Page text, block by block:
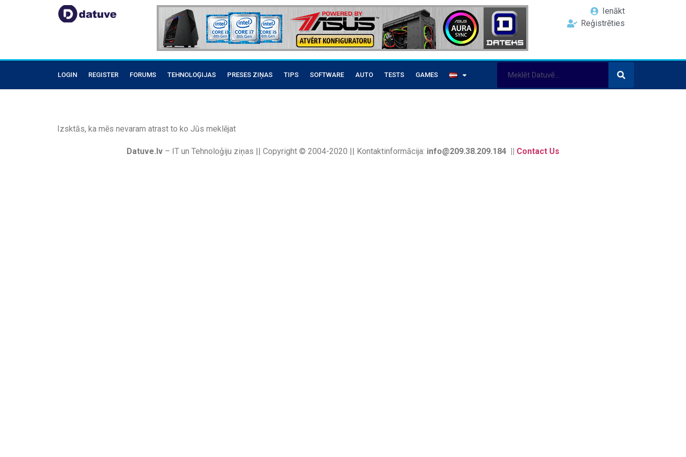
Ienākt
Reģistrēties
LOGIN REGISTER FORUMS TEHNOLOĢIJAS PRESES ZIŅAS TIPS SOFTWARE AUTO TESTS GAMES
Izsktās, ka mēs nevaram atrast to ko Jūs meklējat
Datuve.lv – IT un Tehnoloģiju ziņas || Copyright © 2004-2020 || Kontaktinformācija: info@209.38.209.184 || Contact Us